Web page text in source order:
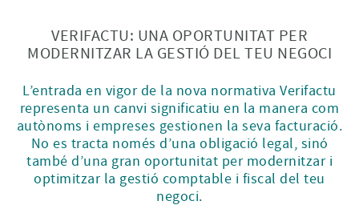
VERIFACTU: UNA OPORTUNITAT PER
MODERNITZAR LA GESTIÓ DEL TEU NEGOCI
L’entrada en vigor de la nova normativa Verifactu
representa un canvi significatiu en la manera com
autònoms i empreses gestionen la seva facturació.
No es tracta només d’una obligació legal, sinó
també d’una gran oportunitat per modernitzar i
optimitzar la gestió comptable i fiscal del teu
negoci.